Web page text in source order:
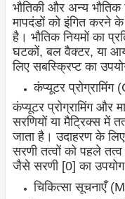
भौतिकी और अन्य भौतिक
मापदंडों को इंगित करने
है। भौतिक नियमों का
घटकों, बल वैक्टर, या
लिए सबस्क्रिप्ट का
कंप्यूटर
कंप्यूटर प्रोग्रामिंग और
सरणियों या मैट्रिक्स में
जाता है। उदाहरण के
सरणी तत्वों को पहले
जैसे सरणी [0] का
चिकित्सा सूचनाएँ